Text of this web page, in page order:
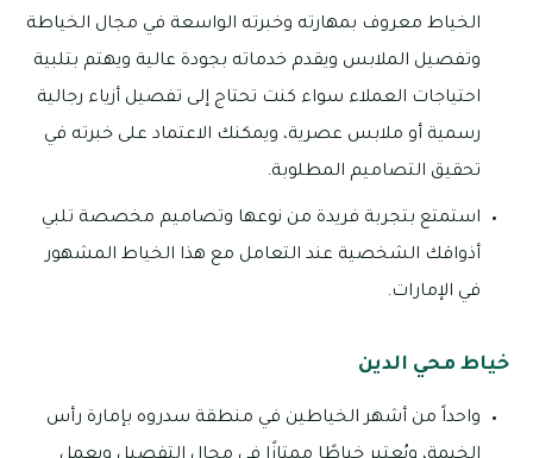
الخياط معروف بمهارته وخبرته الواسعة في مجال الخياطة
وتفصيل الملابس ويقدم خدماته بجودة عالية ويهتم بتلبية
احتياجات العملاء سواء كنت تحتاج إلى تفصيل أزياء رجالية
رسمية أو ملابس عصرية، ويمكنك الاعتماد على خبرته في
تحقيق التصاميم المطلوبة.
استمتع بتجربة فريدة من نوعها وتصاميم مخصصة تلبي
أذواقك الشخصية عند التعامل مع هذا الخياط المشهور
في الإمارات.
خياط محي الدين
واحداً من أشهر الخياطين في منطقة سدروه بإمارة رأس